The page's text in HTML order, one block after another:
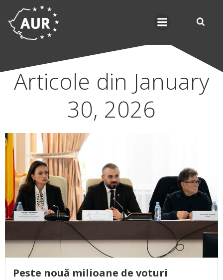
Articole din January
30, 2026
Peste nouă milioane de voturi